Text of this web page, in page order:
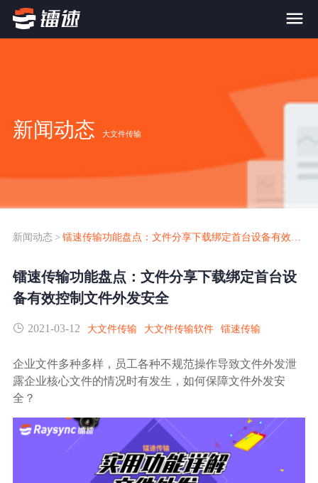
FTP替代升级
SDK传输应用集成
镭速FTP加速
跨国数据传输
内外网文件交换
数据迁移
案例
新闻动态
生态合作
关于镭速
帮助中心
新闻动态 大文件传输
新闻动态 >
镭速传输功能盘点：文件分享下载绑定首台设
备有效控制文件外发安全
2021-03-12 大文件传输 大文件传输软件 镭速传输
企业文件多种多样，员工各种不规范操作导致文件外发泄
露企业核心文件的情况时有发生，如何保障文件外发安
全？